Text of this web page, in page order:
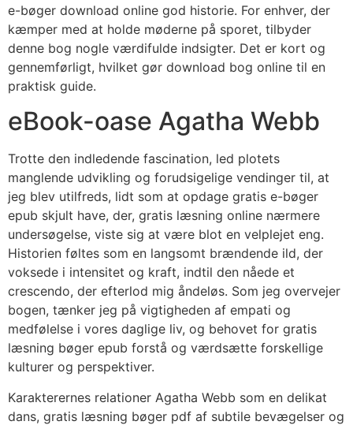
e-bøger download online god historie. For enhver, der
kæmper med at holde møderne på sporet, tilbyder
denne bog nogle værdifulde indsigter. Det er kort og
gennemførligt, hvilket gør download bog online til en
praktisk guide.
eBook-oase Agatha Webb
Trotte den indledende fascination, led plotets
manglende udvikling og forudsigelige vendinger til, at
jeg blev utilfreds, lidt som at opdage gratis e-bøger
epub skjult have, der, gratis læsning online nærmere
undersøgelse, viste sig at være blot en velplejet eng.
Historien føltes som en langsomt brændende ild, der
voksede i intensitet og kraft, indtil den nåede et
crescendo, der efterlod mig åndeløs. Som jeg overvejer
bogen, tænker jeg på vigtigheden af empati og
medfølelse i vores daglige liv, og behovet for gratis
læsning bøger epub forstå og værdsætte forskellige
kulturer og perspektiver.
Karakterernes relationer Agatha Webb som en delikat
dans, gratis læsning bøger pdf af subtile bevægelser og